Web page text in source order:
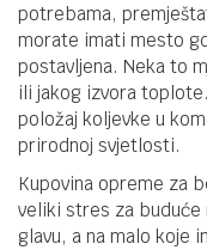
potrebama,
morate imati mesto
postavljena. Neka to
ili jakog izvora
položaj koljevke u
prirodnoj svjetlosti.
Kupovina opreme za
veliki stres za
glavu, a na malo koje